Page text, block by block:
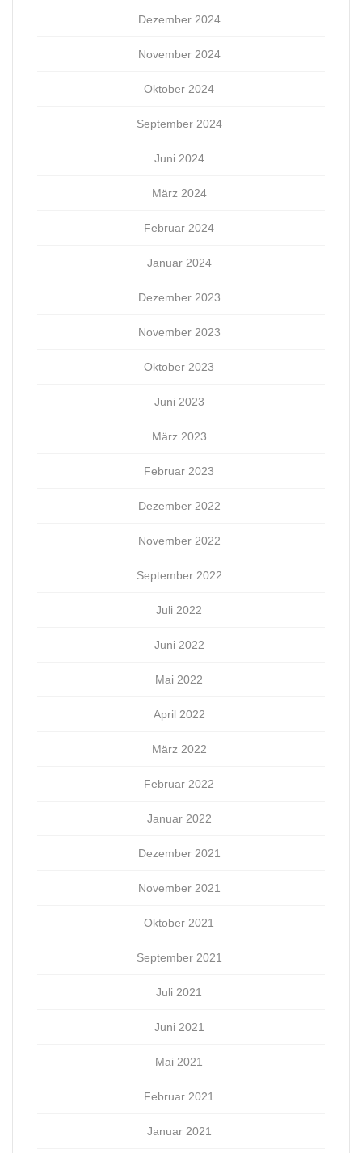
Dezember 2024
November 2024
Oktober 2024
September 2024
Juni 2024
März 2024
Februar 2024
Januar 2024
Dezember 2023
November 2023
Oktober 2023
Juni 2023
März 2023
Februar 2023
Dezember 2022
November 2022
September 2022
Juli 2022
Juni 2022
Mai 2022
April 2022
März 2022
Februar 2022
Januar 2022
Dezember 2021
November 2021
Oktober 2021
September 2021
Juli 2021
Juni 2021
Mai 2021
Februar 2021
Januar 2021